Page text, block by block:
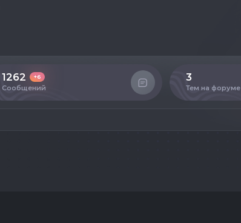
1262 +6
Сообщений
3
Тем на форуме